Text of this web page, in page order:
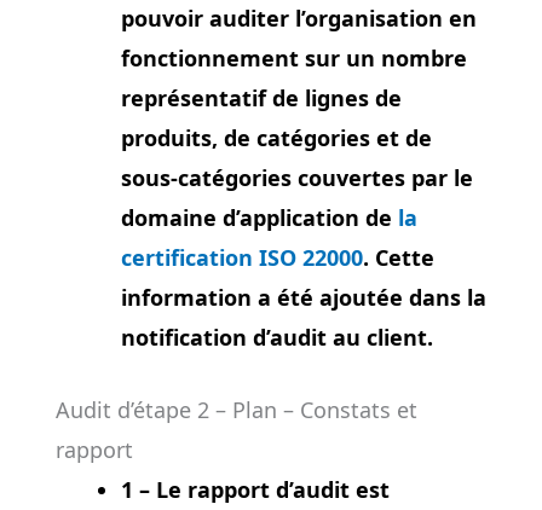
pouvoir auditer l’organisation en
fonctionnement sur un nombre
représentatif de lignes de
produits, de catégories et de
sous-catégories couvertes par le
domaine d’application de la
certification ISO 22000. Cette
information a été ajoutée dans la
notification d’audit au client.
Audit d’étape 2 – Plan – Constats et
rapport
1 – Le rapport d’audit est